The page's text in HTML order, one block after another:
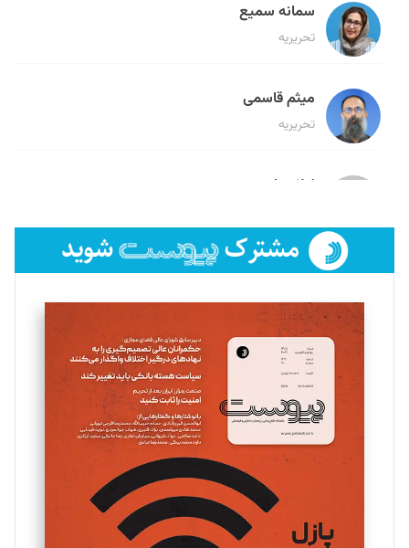
سمانه سمیع
تحریریه
میثم قاسمی
تحریریه
لیلا حنارود
فائزه فتحی رستمی
تحریریه
سروش کرمیان
تحریریه
مینا پاکدل
یسنا امان‌پور